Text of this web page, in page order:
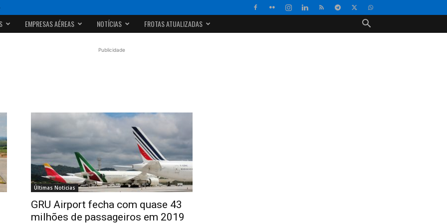
EMPRESAS AÉREAS NOTÍCIAS FROTAS ATUALIZADAS
Publicidade
Últimas Noticias
GRU Airport fecha com quase 43
milhões de passageiros em 2019